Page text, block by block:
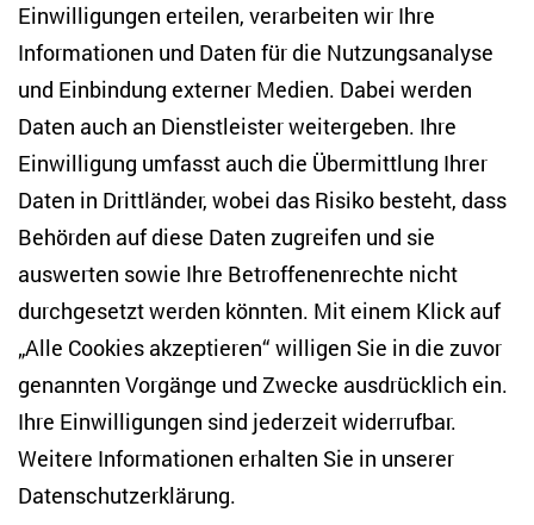
Anton-Wilhelm-Amo-Str. 60
10117 Berlin
Tel. +49 (30) 2005949-17
info(at)zois-berlin(dot)de
NEWSLETTER
E-Mail-Adresse eingeben*
Ich möchte regelmäßig über aktuelle Themen,
werden. Ich bin zudem damit einverstanden, dass meine
Interaktionen mit den Newslettern gemessen werden (z. B.
Öffnung der E-Mail, angeklickte Links), sodass das ZOiS den
Newsletter optimieren und weiterhin möglichst relevante
mit Wirkung für die Zukunft widerrufen (Abmeldelink in jeder
Einwilligungen erteilen, verarbeiten wir Ihre
Informationen und Daten für die Nutzungsanalyse
und Einbindung externer Medien. Dabei werden
Daten auch an Dienstleister weitergeben. Ihre
Einwilligung umfasst auch die Übermittlung Ihrer
Daten in Drittländer, wobei das Risiko besteht, dass
Behörden auf diese Daten zugreifen und sie
auswerten sowie Ihre Betroffenenrechte nicht
durchgesetzt werden könnten. Mit einem Klick auf
„Alle Cookies akzeptieren“ willigen Sie in die zuvor
genannten Vorgänge und Zwecke ausdrücklich ein.
Ihre Einwilligungen sind jederzeit widerrufbar.
Weitere Informationen erhalten Sie in unserer
Datenschutzerklärung.